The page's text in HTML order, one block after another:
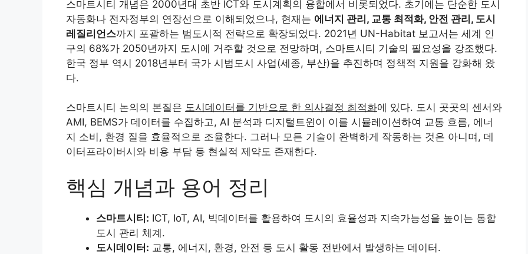
스마트시티 개념은 2000년대 초반 ICT와 도시계획의 융합에서 비롯되었다. 초기에는 단순한 도시
자동화나 전자정부의 연장선으로 이해되었으나, 현재는 에너지 관리, 교통 최적화, 안전 관리, 도시
레질리언스까지 포괄하는 범도시적 전략으로 확장되었다. 2021년 UN-Habitat 보고서는 세계 인
구의 68%가 2050년까지 도시에 거주할 것으로 전망하며, 스마트시티 기술의 필요성을 강조했다.
한국 정부 역시 2018년부터 국가 시범도시 사업(세종, 부산)을 추진하며 정책적 지원을 강화해 왔
다.
스마트시티 논의의 본질은 도시데이터를 기반으로 한 의사결정 최적화에 있다. 도시 곳곳의 센서와
AMI, BEMS가 데이터를 수집하고, AI 분석과 디지털트윈이 이를 시뮬레이션하여 교통 흐름, 에너
지 소비, 환경 질을 효율적으로 조율한다. 그러나 모든 기술이 완벽하게 작동하는 것은 아니며, 데
이터프라이버시와 비용 부담 등 현실적 제약도 존재한다.
핵심 개념과 용어 정리
스마트시티: ICT, IoT, AI, 빅데이터를 활용하여 도시의 효율성과 지속가능성을 높이는 통합
도시 관리 체계.
도시데이터: 교통, 에너지, 환경, 안전 등 도시 활동 전반에서 발생하는 데이터.